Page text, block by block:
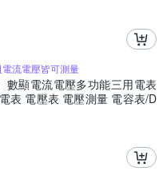
流電壓皆可測量
數顯電流電壓多功能三用電表
表 電壓表 電壓測量 電容表/D